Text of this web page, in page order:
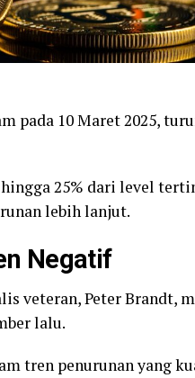
pada 10 Maret 2025,
hingga 25% dari level
lebih lanjut.
Negatif
veteran, Peter Brandt,
lalu.
tren penurunan yang